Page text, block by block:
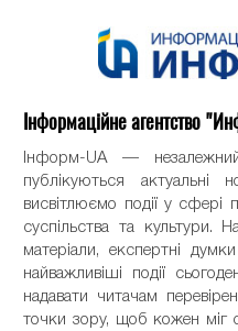
Інформаційне агентство
Інформ-UA —
публікуються актуальні
висвітлюємо події у сфері
суспільства та культури.
матеріали, експертні
найважливіші події
надавати читачам
точки зору, щоб кожен міг